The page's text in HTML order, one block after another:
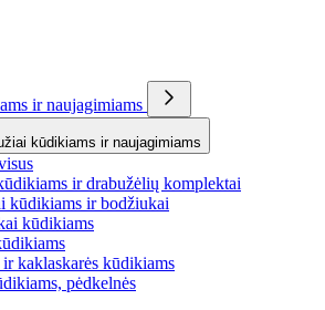
ir naujagimiams
kūdikiams ir naujagimiams
ir drabužėlių komplektai
kūdikiams ir bodžiukai
kūdikiams
kaklaskarės kūdikiams
pėdkelnės